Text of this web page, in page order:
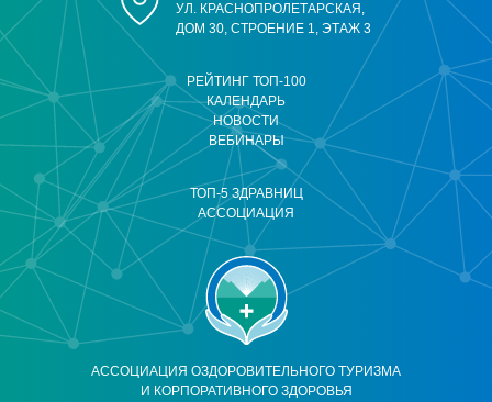
АССОЦИАЦИЯ ОЗДОРОВИТЕЛЬНОГО ТУРИЗМА
И КОРПОРАТИВНОГО ЗДОРОВЬЯ
РЕЙТИНГ ТОП-100
КАЛЕНДАРЬ
НОВОСТИ
ВЕБИНАРЫ
ТОП-5 ЗДРАВНИЦ
АССОЦИАЦИЯ
УЛ. КРАСНОПРОЛЕТАРСКАЯ,
ДОМ 30, СТРОЕНИЕ 1, ЭТАЖ 3